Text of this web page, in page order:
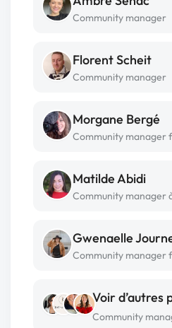
Community manager
Florent Scheit
Community manager
Morgane Bergé
Community manager
Matilde Abidi
Community manager
Gwenaelle
Community manager
Voir d’autres
Community